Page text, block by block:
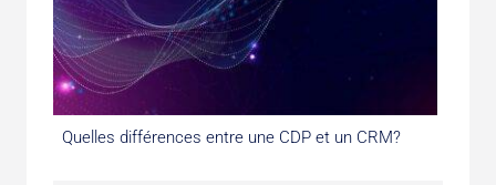
Quelles différences entre une CDP et un CRM?